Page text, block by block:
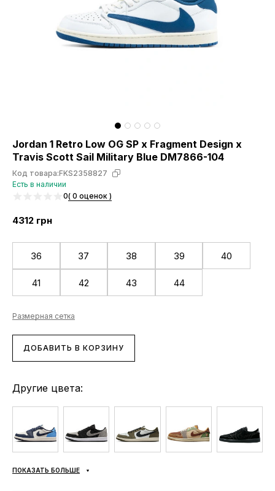
Jordan 1 Retro Low OG SP x Fragment Design x
Travis Scott Sail Military Blue DM7866-104
Код товара:FKS2358827
Есть в наличии
0( 0 оценок )
4312 грн
36 37 38 39 40
41 42 43 44
Размерная сетка
ДОБАВИТЬ В КОРЗИНУ
Другие цвета:
ПОКАЗАТЬ БОЛЬШЕ